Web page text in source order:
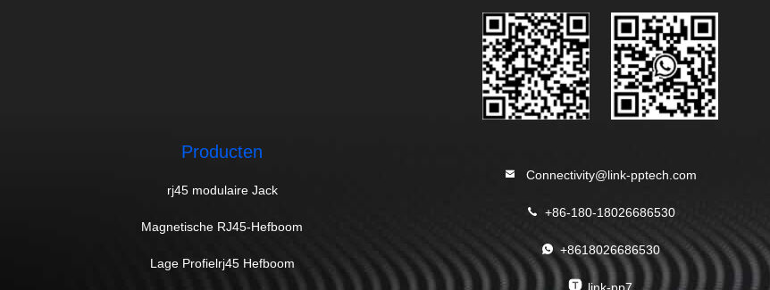
Producten
rj45 modulaire Jack
Magnetische RJ45-Hefboom
Lage Profielrj45 Hefboom
Connectivity@link-pptech.com
+86-180-18026686530
+8618026686530